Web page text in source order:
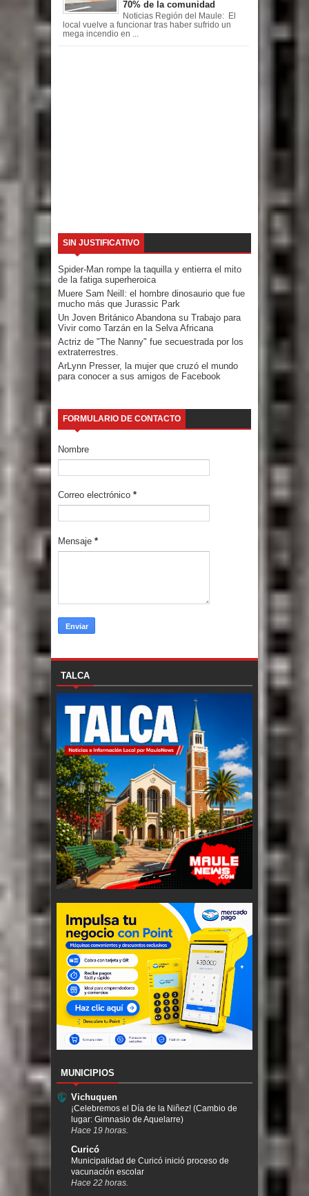
70% de la comunidad
Noticias Región del Maule: El
local vuelve a funcionar tras haber sufrido un
mega incendio en ...
SIN JUSTIFICATIVO
Spider-Man rompe la taquilla y entierra el mito
de la fatiga superheroica
Muere Sam Neill: el hombre dinosaurio que fue
mucho más que Jurassic Park
Un Joven Británico Abandona su Trabajo para
Vivir como Tarzán en la Selva Africana
Actriz de "The Nanny" fue secuestrada por los
extraterrestres.
ArLynn Presser, la mujer que cruzó el mundo
para conocer a sus amigos de Facebook
FORMULARIO DE CONTACTO
Nombre
Correo electrónico *
Mensaje *
TALCA
MUNICIPIOS
Vichuquen
¡Celebremos el Día de la Niñez! (Cambio de
lugar: Gimnasio de Aquelarre)
Hace 19 horas.
Curicó
Municipalidad de Curicó inició proceso de
vacunación escolar
Hace 22 horas.